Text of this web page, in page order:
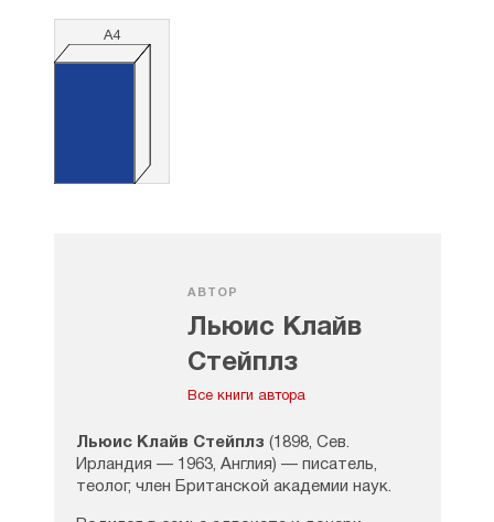
А4
АВТОР
Льюис Клайв
Стейплз
Все книги автора
Льюис Клайв Стейплз (1898, Сев.
Ирландия — 1963, Англия) — писатель,
теолог, член Британской академии наук.